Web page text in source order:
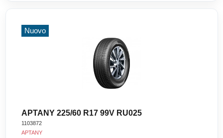
Nuovo
APTANY 225/60 R17 99V RU025
1103872
APTANY